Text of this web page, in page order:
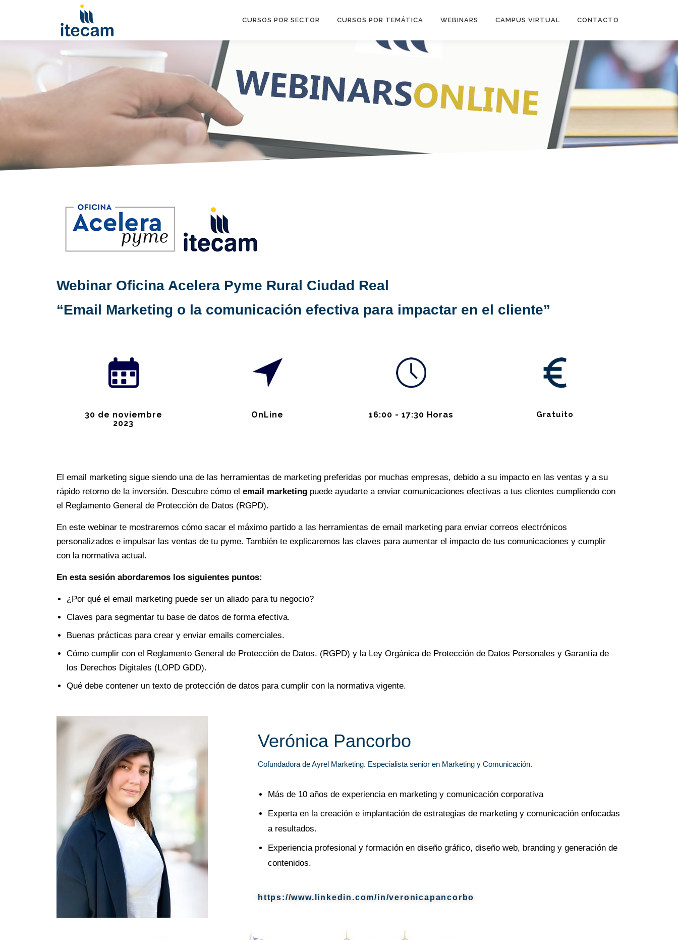
CURSOS POR SECTOR CURSOS POR TEMÁTICA WEBINARS CAMPUS VIRTUAL CONTACTO
Webinar Oficina Acelera Pyme Rural Ciudad Real
“Email Marketing o la comunicación efectiva para impactar en el cliente”
30 de noviembre
2023
OnLine 16:00 - 17:30 Horas Gratuito
El email marketing sigue siendo una de las herramientas de marketing preferidas por muchas empresas, debido a su impacto en las ventas y a su
rápido retorno de la inversión. Descubre cómo el email marketing puede ayudarte a enviar comunicaciones efectivas a tus clientes cumpliendo con
el Reglamento General de Protección de Datos (RGPD).
En este webinar te mostraremos cómo sacar el máximo partido a las herramientas de email marketing para enviar correos electrónicos
personalizados e impulsar las ventas de tu pyme. También te explicaremos las claves para aumentar el impacto de tus comunicaciones y cumplir
con la normativa actual.
En esta sesión abordaremos los siguientes puntos:
¿Por qué el email marketing puede ser un aliado para tu negocio?
Claves para segmentar tu base de datos de forma efectiva.
Buenas prácticas para crear y enviar emails comerciales.
Cómo cumplir con el Reglamento General de Protección de Datos. (RGPD) y la Ley Orgánica de Protección de Datos Personales y Garantía de
los Derechos Digitales (LOPD GDD).
Qué debe contener un texto de protección de datos para cumplir con la normativa vigente.
Verónica Pancorbo
Cofundadora de Ayrel Marketing. Especialista senior en Marketing y Comunicación.
Más de 10 años de experiencia en marketing y comunicación corporativa
Experta en la creación e implantación de estrategias de marketing y comunicación enfocadas
a resultados.
Experiencia profesional y formación en diseño gráfico, diseño web, branding y generación de
contenidos.
https://www.linkedin.com/in/veronicapancorbo